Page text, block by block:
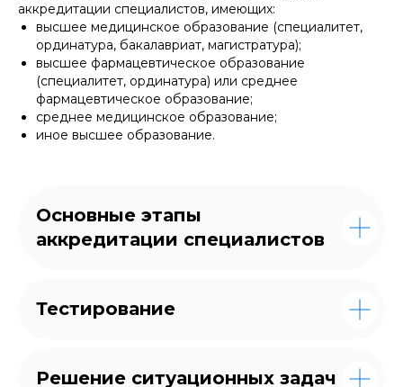
аккредитации специалистов, имеющих:
высшее медицинское образование (специалитет,
ординатура, бакалавриат, магистратура);
высшее фармацевтическое образование
(специалитет, ординатура) или среднее
фармацевтическое образование;
среднее медицинское образование;
иное высшее образование.
Основные этапы
аккредитации специалистов
Тестирование
Решение ситуационных задач